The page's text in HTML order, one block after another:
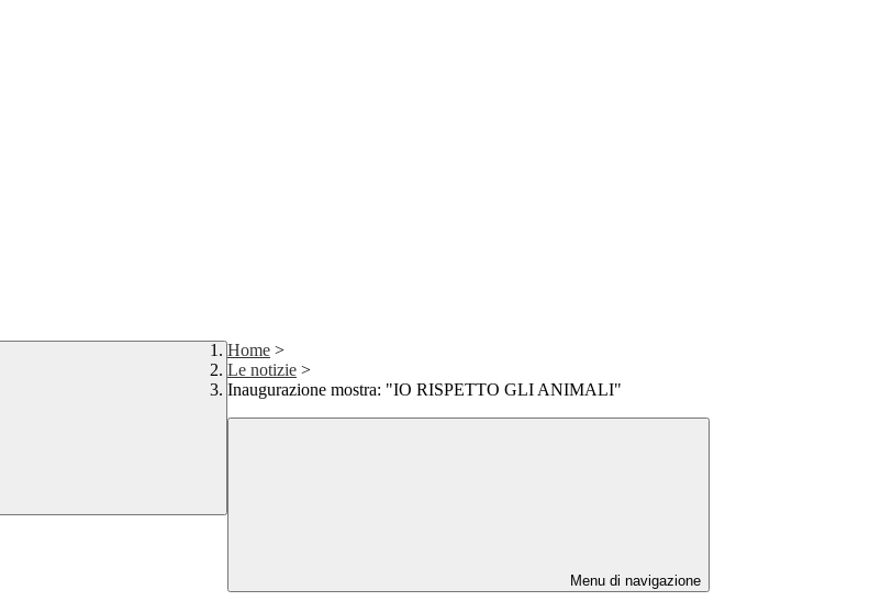
Home >
Le notizie >
Inaugurazione mostra: "IO RISPETTO GLI ANIMALI"
Menu di navigazione